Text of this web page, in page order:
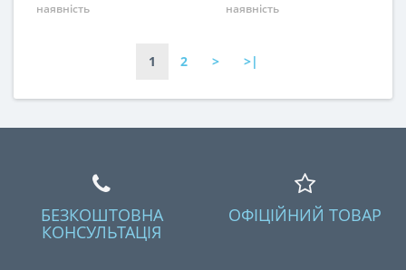
наявність
наявність
1 2 > >|
БЕЗКОШТОВНА
КОНСУЛЬТАЦІЯ
ОФІЦІЙНИЙ ТОВАР